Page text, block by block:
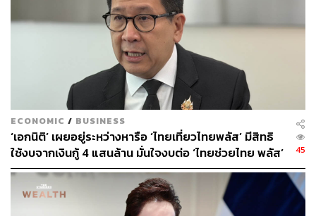
นอกจากนี้ ไพบูลย์ยังเปิดเผยอีกว่า ตลาดทุนได้เสนอให้ผลักดัน
โครงการต่างๆ ผ่านการใช้เครื่องมืออย่างโครงการบัญชีการ
ออมการลงทุนส่วนบุคคลหรือ Thailand Individual Saving
Account (TISA) และกองทุนรวมโครงสร้างพื้นฐาน
(Thailand Infrastructure Fund)
TISA คืบหน้า 80% เผยแนวปรับปรุง ‘ต้อง
พิจารณาพื้นที่ทางการคลัง’ ร่วมด้วย
ECONOMIC / BUSINESS
‘เอกนิติ’ เผยอยู่ระหว่างหารือ ‘ไทยเที่ยวไทยพลัส’ มีสิทธิ
ใช้งบจากเงินกู้ 4 แสนล้าน มั่นใจงบต่อ ‘ไทยช่วยไทย พลัส’
เฟส 2 มีเพียงพอ
45